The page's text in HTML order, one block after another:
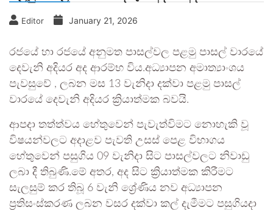
Editor January 21, 2026
රජයේ හා රජයේ අනුමත පාසල්වල පළමු පාසල් වාරයේ
දෙවැනි අදියර අද ආරම්භ විය.අධ්‍යාපන අමාත්‍යාංශය
පැවසුවේ , ලබන මස 13 වැනිදා දක්වා පළමු පාසල්
වාරයේ දෙවැනි අදියර ක්‍රියාත්මක බවයි.
ආපදා තත්ත්වය හේතුවෙන් පැවැත්විමට නොහැකි වූ
විෂයන්වලට අදාළව පැවති උසස් පෙළ විභාගය
හේතුවෙන් පසුගිය 09 වැනිදා සිට පාසල්වලට නිවාඩු
ලබා දී තිබුණි.මේ අතර, අද සිට ක්‍රියාත්මක කිරීමට
සැලසුම් කර තිබූ 6 වැනි ශ්‍රේණිය නව අධ්‍යාපන
ප්‍රතිසංස්කරණ ලබන වසර දක්වා කල් දැමීමට පසුගියදා